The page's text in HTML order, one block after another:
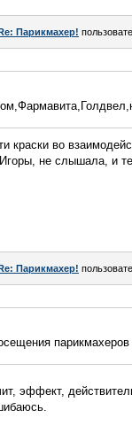
Парикмахер!
краски во
не слышала, и
Парикмахер!
эффект,